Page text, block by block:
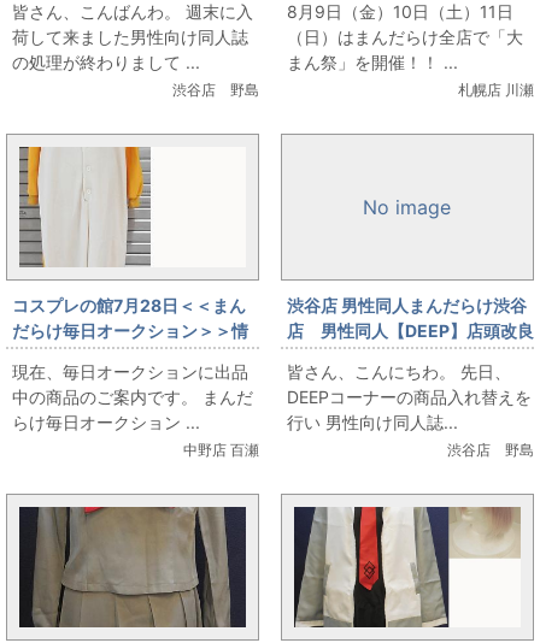
皆さん、こんばんわ。 週末に入
荷して来ました男性向け同人誌
の処理が終わりまして ...
渋谷店 野島
SET
8月9日（金）10日（土）11日
（日）はまんだらけ全店で「大
まん祭」を開催！！ ...
札幌店 川瀬
コスプレの館7月28日＜＜まん
だらけ毎日オークション＞＞情
報です
現在、毎日オークションに出品
中の商品のご案内です。 まんだ
らけ毎日オークション ...
中野店 百瀬
No image
渋谷店 男性同人まんだらけ渋谷
店 男性同人【DEEP】店頭改良
しました。
皆さん、こんにちわ。 先日、
DEEPコーナーの商品入れ替えを
行い 男性向け同人誌...
渋谷店 野島